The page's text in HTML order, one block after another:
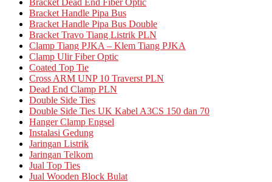
Bracket Dead End Fiber Optic
Bracket Handle Pipa Bus
Bracket Handle Pipa Bus Double
Bracket Travo Tiang Listrik PLN
Clamp Tiang PJKA – Klem Tiang PJKA
Clamp Ulir Fiber Optic
Coated Top Tie
Cross ARM UNP 10 Traverst PLN
Dead End Clamp PLN
Double Side Ties
Double Side Ties UK Kabel A3CS 150 dan 70
Hanger Clamp Engsel
Instalasi Gedung
Jaringan Listrik
Jaringan Telkom
Jual Top Ties
Jual Wooden Block Bulat